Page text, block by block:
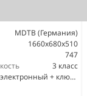
MDTB (Германия)
1660x680x510
747
3 класс
электронный + ключевой